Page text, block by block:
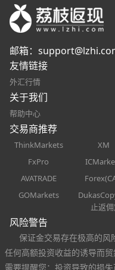
邮箱：
友情链接
外汇行情
关于我们
帮助中心
交易商推荐
ThinkMarkets XM
FxPro
AVATRADE
GOMarkets
止返
风险警告
保证金交易存在极高的风
任何高额投资收益的诱导而
需要提醒您：投资导致的损